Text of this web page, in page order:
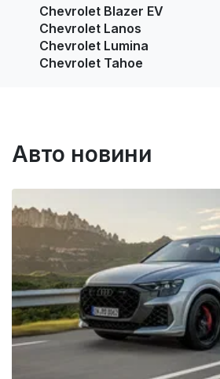
Chevrolet Blazer EV
Chevrolet Lanos
Chevrolet Lumina
Chevrolet Tahoe
Авто новини